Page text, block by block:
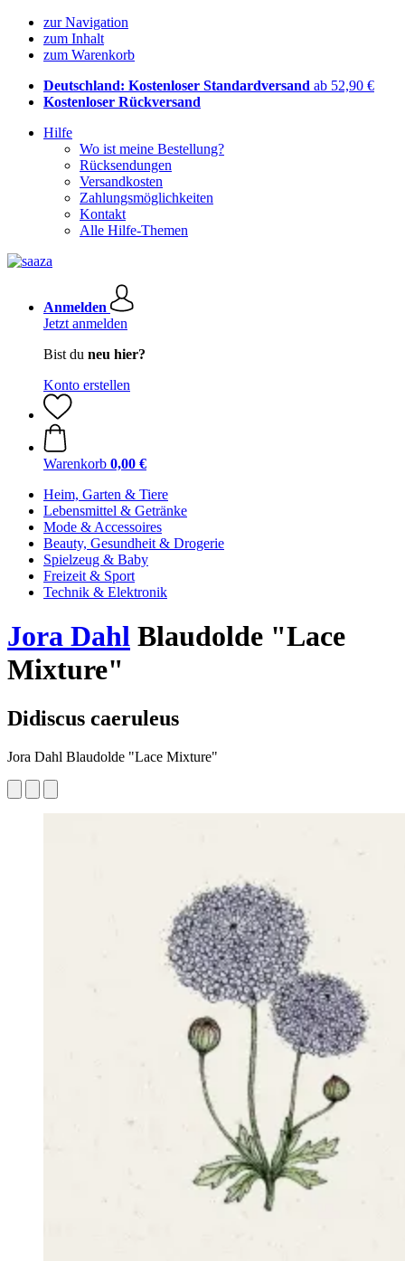
zur Navigation
zum Inhalt
zum Warenkorb
Deutschland: Kostenloser Standardversand ab 52,90 €
Kostenloser Rückversand
Hilfe
Wo ist meine Bestellung?
Rücksendungen
Versandkosten
Zahlungsmöglichkeiten
Kontakt
Alle Hilfe-Themen
Anmelden
Jetzt anmelden
Bist du neu hier?
Konto erstellen
Warenkorb 0,00 €
Heim, Garten & Tiere
Lebensmittel & Getränke
Mode & Accessoires
Beauty, Gesundheit & Drogerie
Spielzeug & Baby
Freizeit & Sport
Technik & Elektronik
Jora Dahl Blaudolde "Lace
Mixture"
Didiscus caeruleus
Jora Dahl Blaudolde "Lace Mixture"